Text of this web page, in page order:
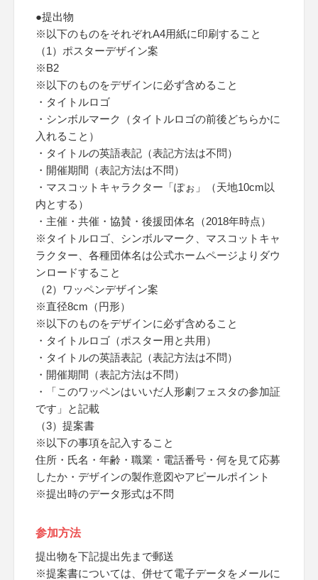
●提出物
※以下のものをそれぞれA4用紙に印刷すること
（1）ポスターデザイン案
※B2
※以下のものをデザインに必ず含めること
・タイトルロゴ
・シンボルマーク（タイトルロゴの前後どちらかに
入れること）
・タイトルの英語表記（表記方法は不問）
・開催期間（表記方法は不問）
・マスコットキャラクター「ぽぉ」（天地10cm以
内とする）
・主催・共催・協賛・後援団体名（2018年時点）
※タイトルロゴ、シンボルマーク、マスコットキャ
ラクター、各種団体名は公式ホームページよりダウ
ンロードすること
（2）ワッペンデザイン案
※直径8cm（円形）
※以下のものをデザインに必ず含めること
・タイトルロゴ（ポスター用と共用）
・タイトルの英語表記（表記方法は不問）
・開催期間（表記方法は不問）
・「このワッペンはいいだ人形劇フェスタの参加証
です」と記載
（3）提案書
※以下の事項を記入すること
住所・氏名・年齢・職業・電話番号・何を見て応募
したか・デザインの製作意図やアピールポイント
※提出時のデータ形式は不問
参加方法
提出物を下記提出先まで郵送
※提案書については、併せて電子データをメールに